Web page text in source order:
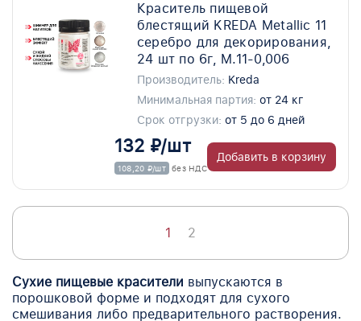
Краситель пищевой
блестящий KREDA Metallic 11
серебро для декорирования,
24 шт по 6г, M.11-0,006
Производитель: Kreda
Минимальная партия: от 24 кг
Срок отгрузки: от 5 до 6 дней
132 ₽/шт
108,20 ₽/шт без НДС
Добавить в корзину
1 2
Сухие пищевые красители выпускаются в
порошковой форме и подходят для сухого
смешивания либо предварительного растворения.